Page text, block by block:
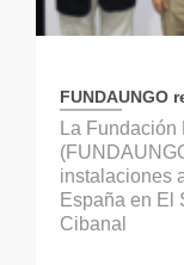
FUNDAUNGO
La
instalaciones
España en El
Cibanal